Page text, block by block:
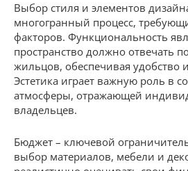
Выбор стиля и элементов
многогранный процесс,
факторов. Функциональность
пространство должно отвечать
жильцов, обеспечивая удобство
Эстетика играет важную роль в
атмосферы, отражающей
владельцев.
Бюджет – ключевой
выбор материалов, мебели и